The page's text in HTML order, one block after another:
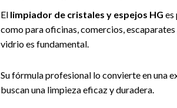
El limpiador de cristales y espejos HG es
como para oficinas, comercios,
vidrio es fundamental.
Su fórmula profesional lo convierte en una
buscan una limpieza eficaz y duradera.